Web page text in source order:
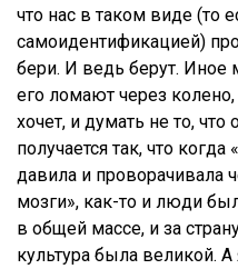
что нас в таком виде (то
самоидентификацией)
бери. И ведь берут. Иное
его ломают через колено,
хочет, и думать не то,
получается так, что
давила и проворачивала
мозги», как-то и люди
в общей массе, и за
культура была великой.